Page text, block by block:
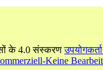
के 4.0 संस्करण
Keine